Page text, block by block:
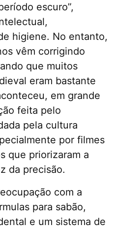
escuro”,
higiene. No entanto,
vêm corrigindo
que muitos
eram bastante
em grande
feita pelo
pela cultura
por filmes
que priorizaram a
da precisão.
com a
para sabão,
e um sistema de